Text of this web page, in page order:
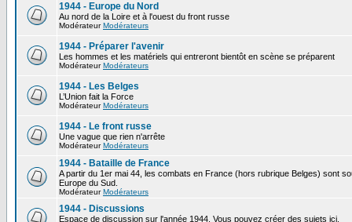
1944 - Europe du Nord
Au nord de la Loire et à l'ouest du front russe
ModérateurModérateurs
1944 - Préparer l'avenir
Les hommes et les matériels qui entreront bientôt en scène se préparent
ModérateurModérateurs
1944 - Les Belges
L’Union fait la Force
ModérateurModérateurs
1944 - Le front russe
Une vague que rien n'arrête
ModérateurModérateurs
1944 - Bataille de France
A partir du 1er mai 44, les combats en France (hors rubrique Belges) sont
Europe du Sud.
ModérateurModérateurs
1944 - Discussions
Espace de discussion sur l'année 1944. Vous pouvez créer des sujets ici.